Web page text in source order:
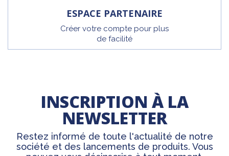
ESPACE PARTENAIRE
Créer votre compte pour plus
de facilité
INSCRIPTION À LA
NEWSLETTER
Restez informé de toute l'actualité de notre
société et des lancements de produits. Vous